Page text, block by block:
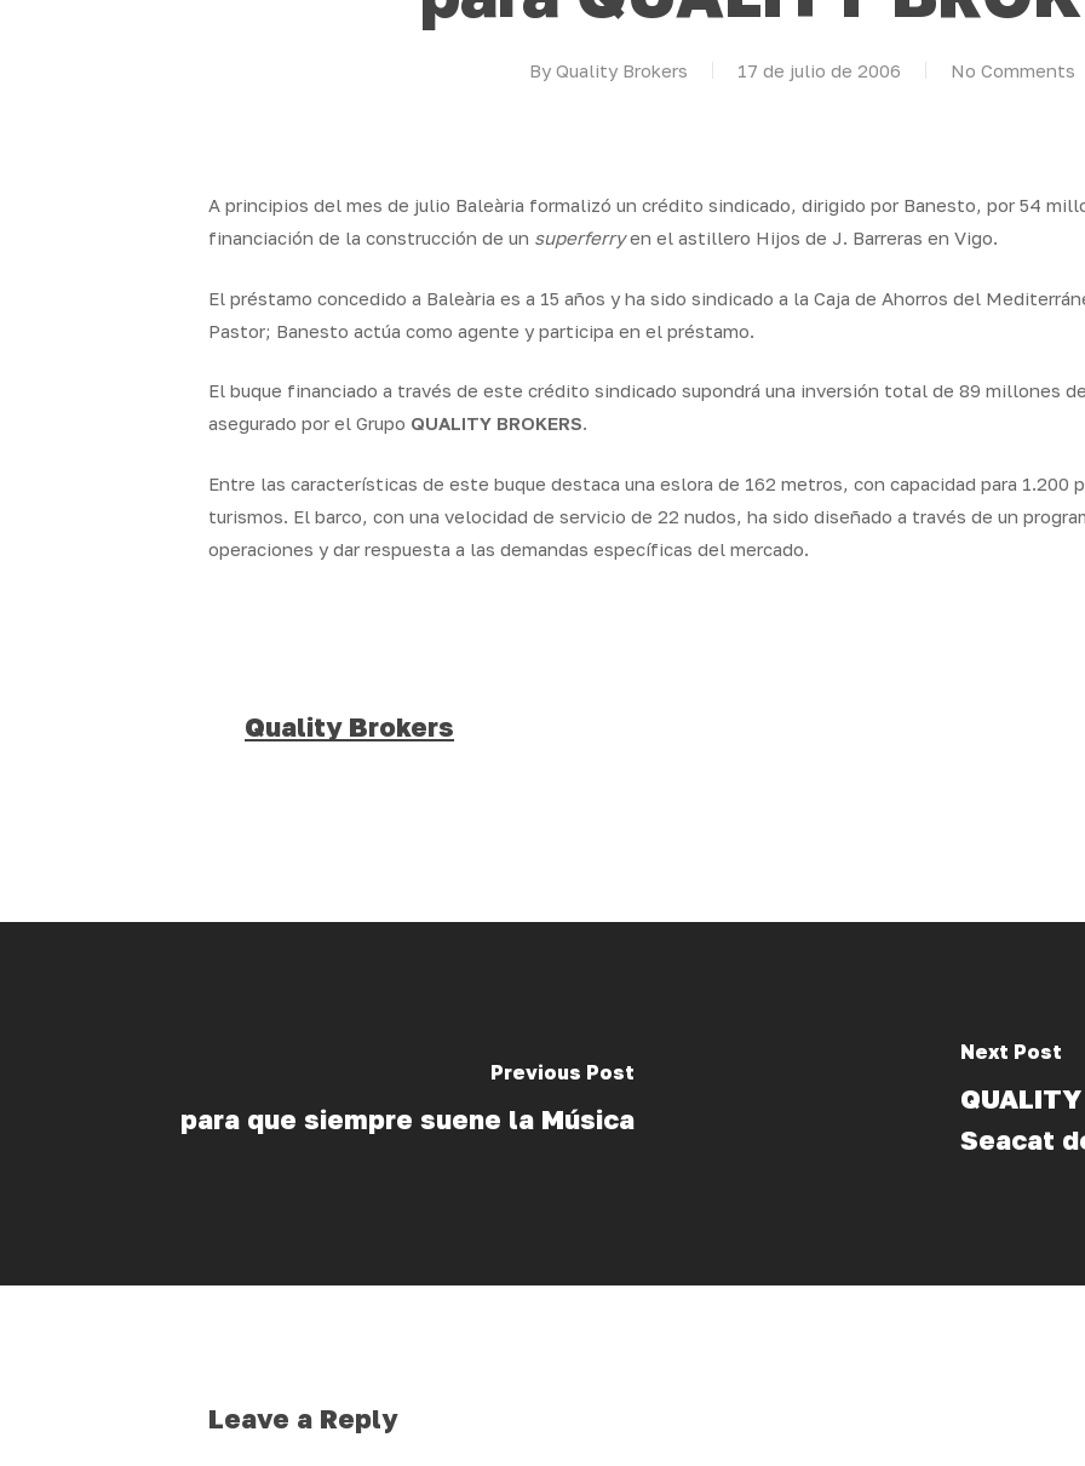
By Quality Brokers 17 de julio de 2006 No Comments
A principios del mes de julio Baleària formalizó un crédito sindicado, dirigido por Banesto, por 54
financiación de la construcción de un superferryen el astillero Hijos de J. Barreras en Vigo.
El préstamo concedido a Baleària es a 15 años y ha sido sindicado a la Caja de Ahorros del
Pastor; Banesto actúa como agente y participa en el préstamo.
El buque financiado a través de este crédito sindicado supondrá una inversión total de 89 millones
asegurado por el Grupo QUALITY BROKERS.
Entre las características de este buque destaca una eslora de 162 metros, con capacidad para 1.200
turismos. El barco, con una velocidad de servicio de 22 nudos, ha sido diseñado a través de un
operaciones y dar respuesta a las demandas específicas del mercado.
Quality Brokers
Previous Post
para que siempre suene la Música
Next Post
Seacat
Leave a Reply